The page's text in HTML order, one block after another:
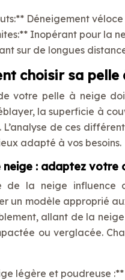
Déneigement
Inopérant pour la
sur de longues
choisir sa
votre pelle à neige
la superficie à
L’analyse de ces
adapté à vos besoins.
neige : adaptez votre
de la neige influence
un modèle approprié
allant de la
ou verglacée.
légère et poudreuse